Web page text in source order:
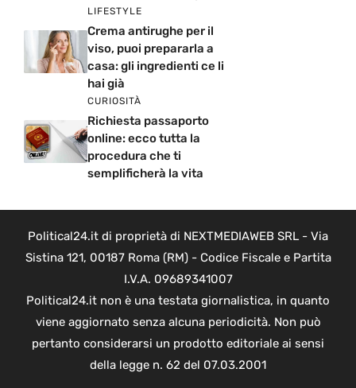
LIFESTYLE
Crema antirughe per il
viso, puoi prepararla a
casa: gli ingredienti ce li
hai già
CURIOSITÀ
Richiesta passaporto
online: ecco tutta la
procedura che ti
semplificherà la vita
Political24.it di proprietà di NEXTMEDIAWEB SRL - Via
Sistina 121, 00187 Roma (RM) - Codice Fiscale e Partita
I.V.A. 09689341007
Political24.it non è una testata giornalistica, in quanto
viene aggiornato senza alcuna periodicità. Non può
pertanto considerarsi un prodotto editoriale ai sensi
della legge n. 62 del 07.03.2001